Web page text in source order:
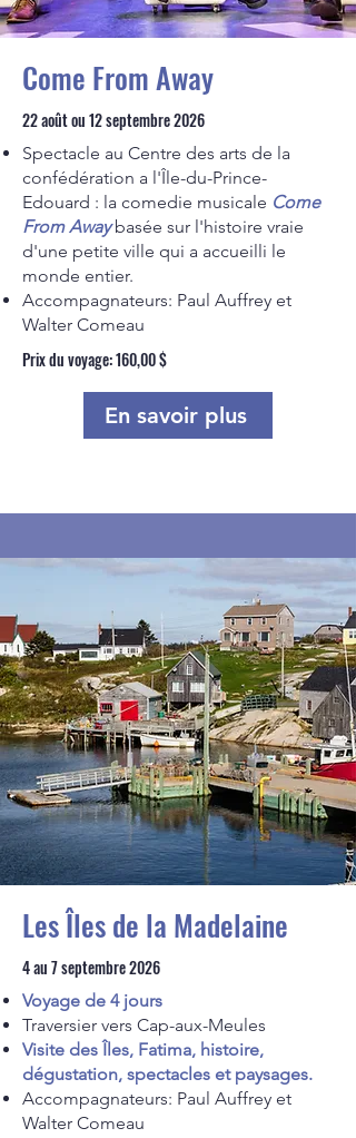
Come From Away
22 août ou 12 septembre 2026
Spectacle au Centre des arts de la
confédération a l'Île-du-Prince-
Edouard : la comedie musicale Come
From Awaybasée sur l'histoire vraie
d'une petite ville qui a accueilli le
monde entier.
Accompagnateurs: Paul Auffrey et
Walter Comeau​
Prix du voyage: 160,00 $
En savoir plus
Les Îles de la Madelaine
4 au 7 septembre 2026
Voyage de 4 jours
Traversier vers Cap-aux-Meules
Visite des Îles, Fatima, histoire,
dégustation, spectacles et paysages.
Accompagnateurs: Paul Auffrey et
Walter Comeau​